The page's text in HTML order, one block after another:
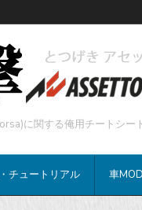
に関する俺用チートシ
チュートリアル 車